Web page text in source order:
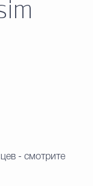
- смотрите